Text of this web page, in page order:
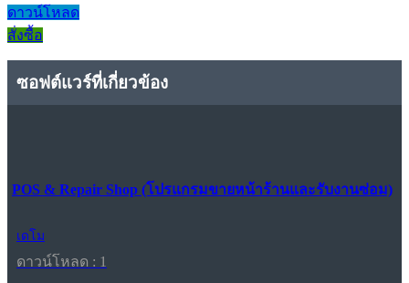
ดาวน์โหลด
สั่งซื้อ
ซอฟต์แวร์ที่เกี่ยวข้อง
POS & Repair Shop (โปรแกรมขายหน้าร้านและรับงานซ่อม)
เดโม
ดาวน์โหลด : 1